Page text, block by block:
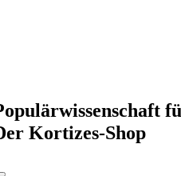
Kortizes-Shop